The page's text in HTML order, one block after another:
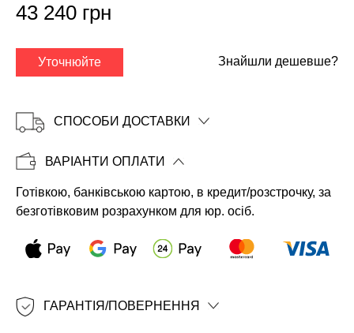
Копіювати
43 240 грн
Уточнюйте Знайшли дешевше?
СПОСОБИ ДОСТАВКИ
ВАРІАНТИ ОПЛАТИ
Готівкою, банківською картою, в кредит/розстрочку, за
безготівковим розрахунком для юр. осіб.
ГАРАНТІЯ/ПОВЕРНЕННЯ